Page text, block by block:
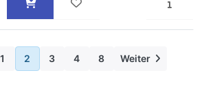
1 2 3 4 8 Weiter